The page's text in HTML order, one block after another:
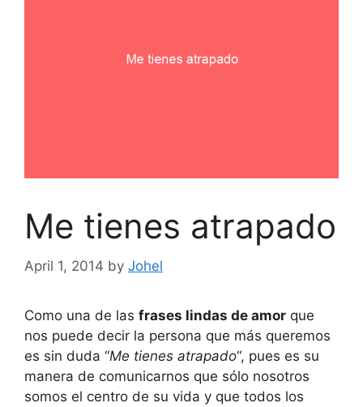
Me tienes atrapado
April 1, 2014 by Johel
Como una de las frases lindas de amor que
nos puede decir la persona que más queremos
es sin duda “Me tienes atrapado“, pues es su
manera de comunicarnos que sólo nosotros
somos el centro de su vida y que todos los